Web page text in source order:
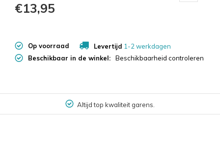
€13,95
Op voorraad Levertijd 1-2 werkdagen
Beschikbaar in de winkel:
Beschikbaarheid controleren
Altijd top kwaliteit garens.